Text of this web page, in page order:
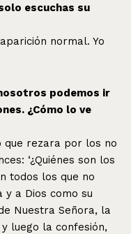
escuchas su
normal. Yo
podemos ir
¿Cómo lo ve
que rezara por los no
‘¿Quiénes son los
todos los que no
y a Dios como su
Nuestra Señora, la
luego la confesión,